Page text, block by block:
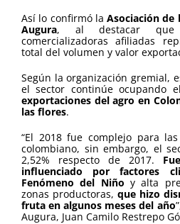
Así lo confirmó la Asociación de
Augura, al destacar que
comercializadoras afiliadas
total del volumen y valor
Según la organización gremial,
el sector continúe ocupando el
exportaciones del agro en
las flores.
“El 2018 fue complejo para
colombiano, sin embargo, el
2,52% respecto de 2017.
influenciado por factores
Fenómeno del Niño y alta
zonas productoras, que hizo
fruta en algunos meses del año
Augura, Juan Camilo Restrepo